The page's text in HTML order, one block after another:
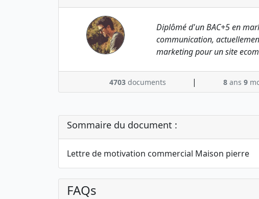
Diplômé d'un BAC+5 en
communication,
marketing pour un site
4703 documents | 8ans 9
Sommaire du document :
Lettre de motivation commercial Maison pierre
FAQs